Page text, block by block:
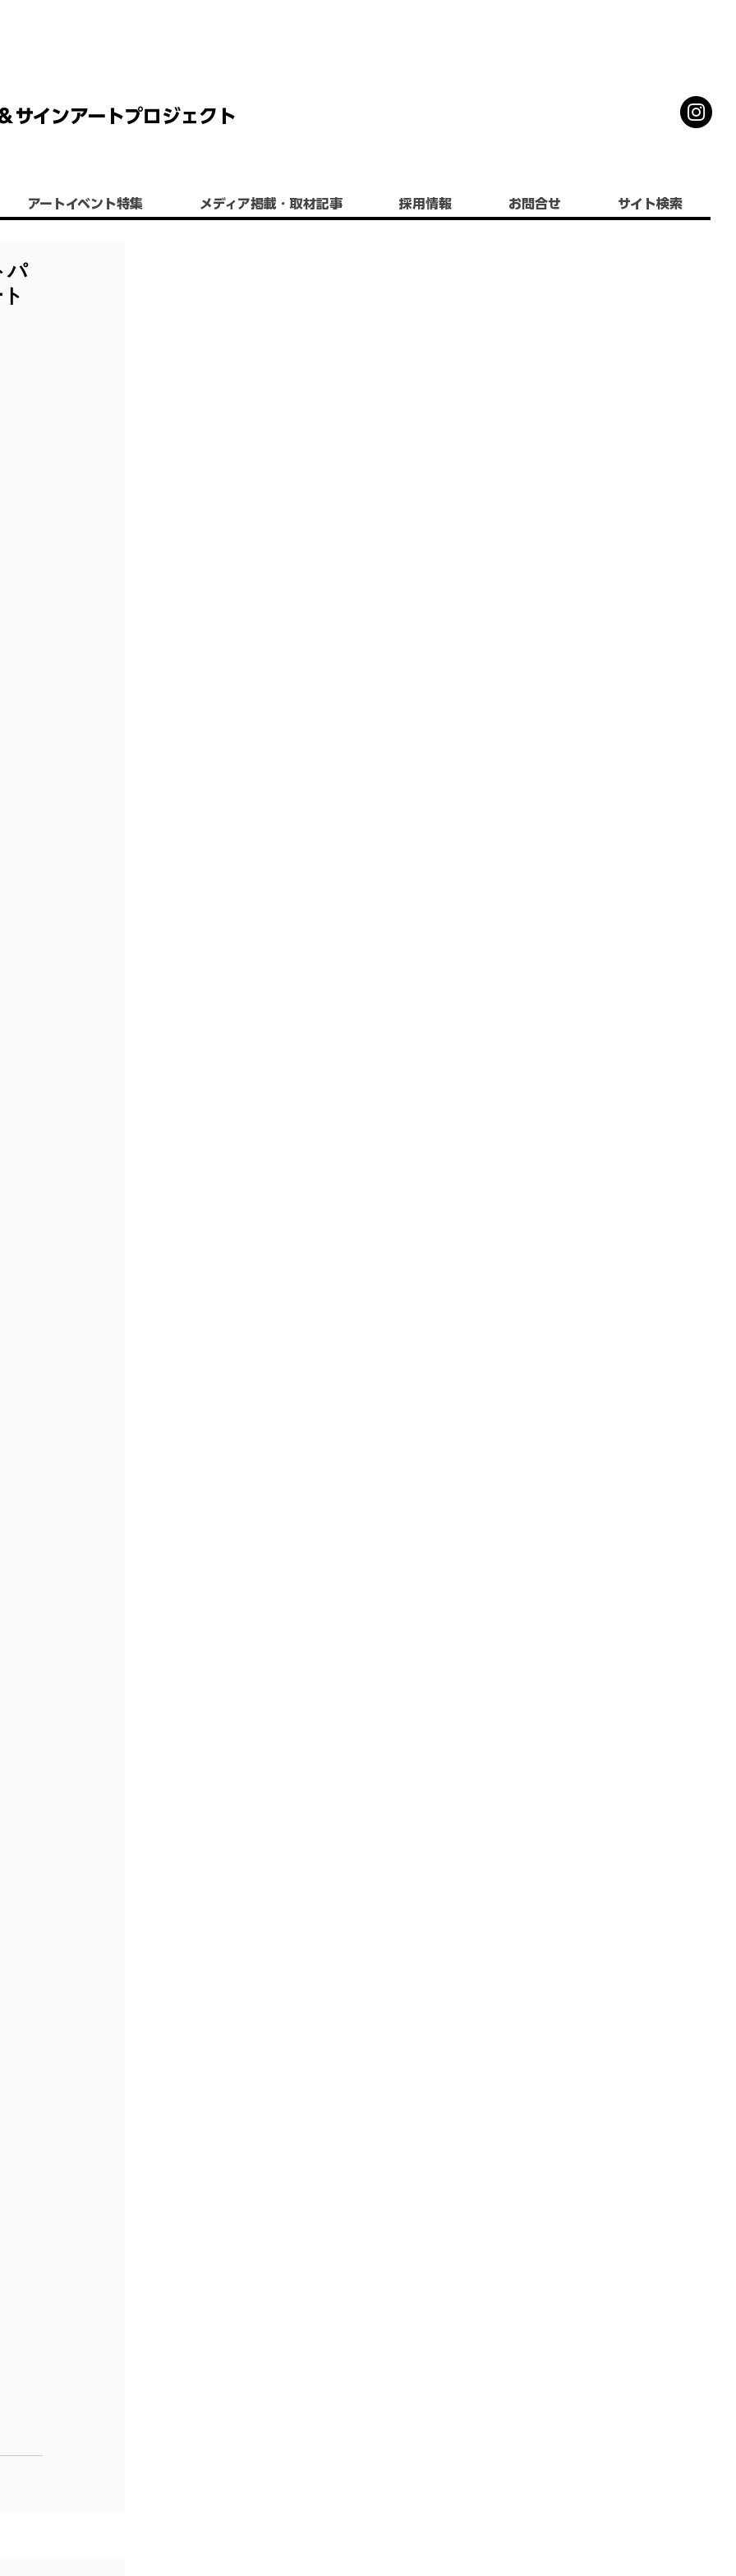
インアートプロジェクト
アートイベント特集 ​メディア掲載・取材記事 採用情報 お問合せ サイト検索
パ